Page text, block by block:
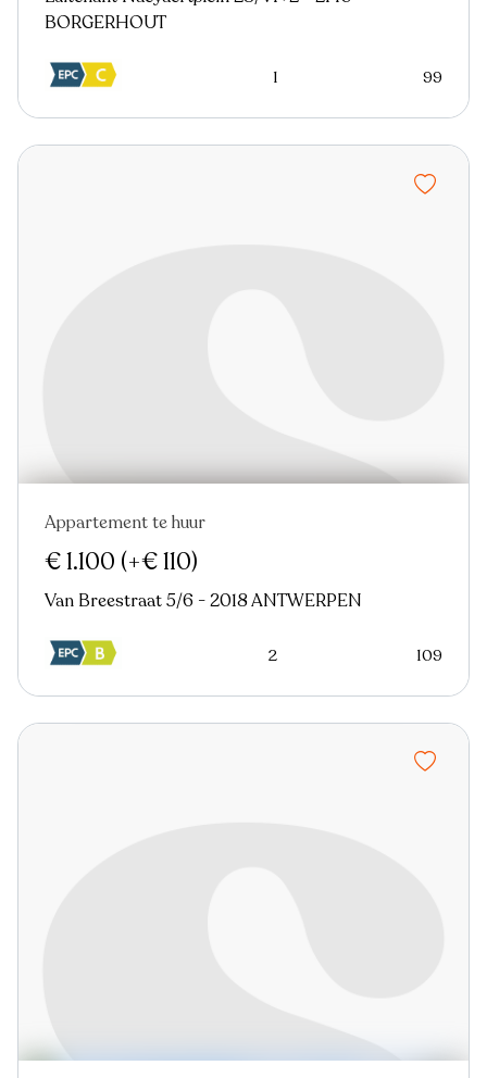
BORGERHOUT
1 99
Nieuw
Appartement te huur
€ 1.100 (+€ 110)
Van Breestraat 5/6 - 2018 ANTWERPEN
2 109